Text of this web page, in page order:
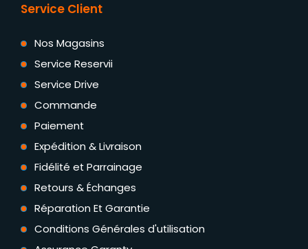
Service Client
Nos Magasins
Service Reservii
Service Drive
Commande
Paiement
Expédition & Livraison
Fidélité et Parrainage
Retours & Échanges
Réparation Et Garantie
Conditions Générales d'utilisation